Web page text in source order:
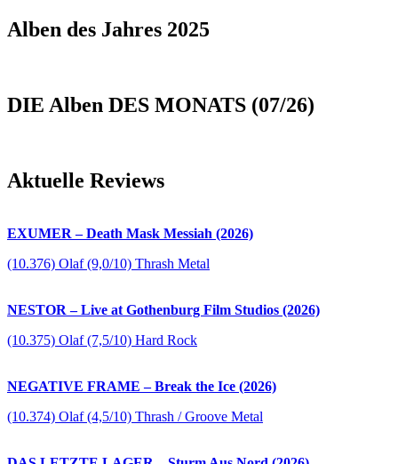
Alben des Jahres 2025
DIE Alben DES MONATS (07/26)
Aktuelle Reviews
EXUMER – Death Mask Messiah (2026)
(10.376) Olaf (9,0/10) Thrash Metal
NESTOR – Live at Gothenburg Film Studios (2026)
(10.375) Olaf (7,5/10) Hard Rock
NEGATIVE FRAME – Break the Ice (2026)
(10.374) Olaf (4,5/10) Thrash / Groove Metal